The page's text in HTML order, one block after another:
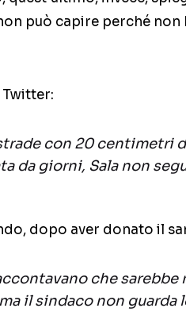
può capire perché non
con 20 centimetri
da giorni, Sala non
dopo aver donato il
che sarebbe
il sindaco non guarda